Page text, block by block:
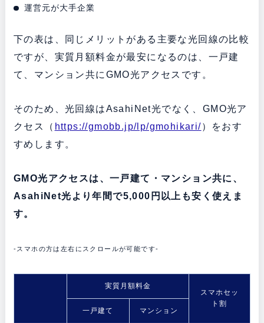
運営元が大手企業
下の表は、同じメリットがある主要な光回線の比較
ですが、実質月額料金が最安になるのは、一戸建
て、マンション共にGMO光アクセスです。
そのため、光回線はAsahiNet光でなく、GMO光ア
クセス（ https://gmobb.jp/lp/gmohikari/）をおす
すめします。
GMO光アクセスは、一戸建て・マンション共に、
AsahiNet光より年間で5,000円以上も安く使えま
す。
-スマホの方は左右にスクロールが可能です-
実質月額料金
スマホセッ
ト割
一戸建て
マンション